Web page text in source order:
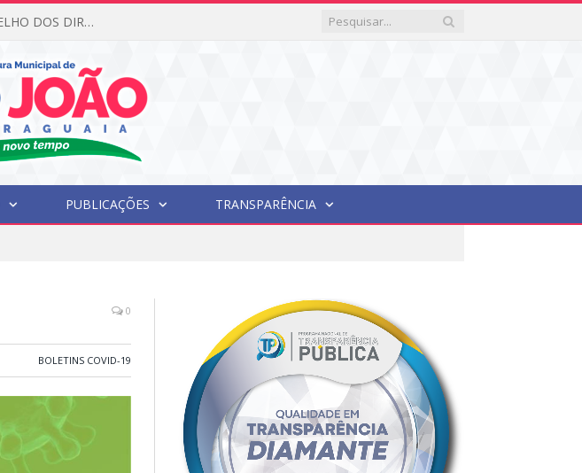
EDITAL DE CHAMADA PÚBLICA Nº 001/2026 CONSELHO DOS DIREITOS DA CRIANÇA E DO ADOLESCENTE
PUBLICAÇÕES TRANSPARÊNCIA
0
BOLETINS COVID-19